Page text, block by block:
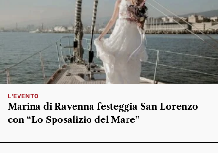
L'EVENTO
Marina di Ravenna festeggia San Lorenzo
con “Lo Sposalizio del Mare”